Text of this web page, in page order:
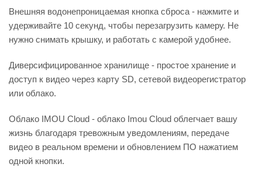
Внешняя водонепроницаемая кнопка сброса - нажмите и
удерживайте 10 секунд, чтобы перезагрузить камеру. Не
нужно снимать крышку, и работать с камерой удобнее.
Диверсифицированное хранилище - простое хранение и
доступ к видео через карту SD, сетевой видеорегистратор
или облако.
Облако IMOU Cloud - облако Imou Cloud облегчает вашу
жизнь благодаря тревожным уведомлениям, передаче
видео в реальном времени и обновлением ПО нажатием
одной кнопки.